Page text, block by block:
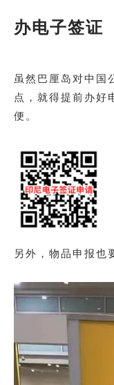
办电子签证
虽然巴厘岛对中国
点，就得提前办好
便。
另外，物品申报也